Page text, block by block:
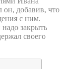
он, добавив, что
с ним.
закрыть
своего